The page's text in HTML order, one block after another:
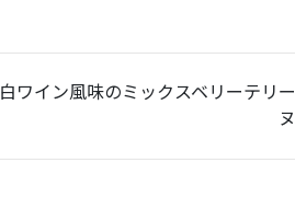
白ワイン風味のミックスベリーテリー
ヌ